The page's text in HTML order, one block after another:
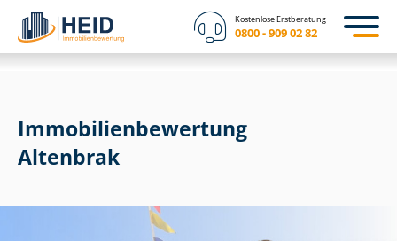
Kostenlose Erstberatung
0800 - 909 02 82
Immobilien­bewertung
Altenbrak